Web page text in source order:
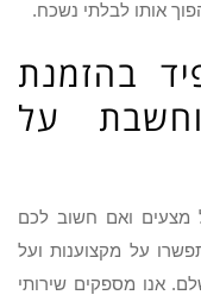
אותו לבלתי נשכח.
בהזמנת
על
ואם חשוב לכם
על מקצוענות ועל
אנו מספקים שירותי